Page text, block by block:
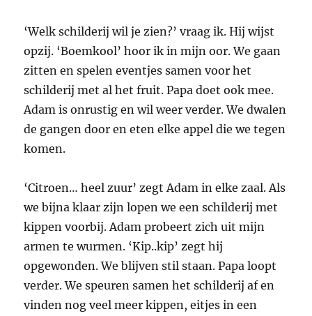
‘Welk schilderij wil je zien?’ vraag ik. Hij wijst
opzij. ‘Boemkool’ hoor ik in mijn oor. We gaan
zitten en spelen eventjes samen voor het
schilderij met al het fruit. Papa doet ook mee.
Adam is onrustig en wil weer verder. We dwalen
de gangen door en eten elke appel die we tegen
komen.
‘Citroen… heel zuur’ zegt Adam in elke zaal. Als
we bijna klaar zijn lopen we een schilderij met
kippen voorbij. Adam probeert zich uit mijn
armen te wurmen. ‘Kip..kip’ zegt hij
opgewonden. We blijven stil staan. Papa loopt
verder. We speuren samen het schilderij af en
vinden nog veel meer kippen, eitjes in een